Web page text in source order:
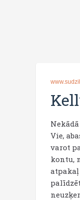
Vie,
varot
kontu,